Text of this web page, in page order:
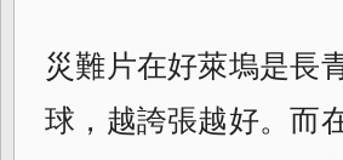
災難片在好萊塢是長
球，越誇張越好。而